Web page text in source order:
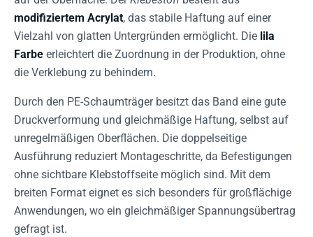
modifiziertem Acrylat, das stabile Haftung auf einer
Vielzahl von glatten Untergründen ermöglicht. Die lila
Farbe erleichtert die Zuordnung in der Produktion, ohne
die Verklebung zu behindern.
Durch den PE-Schaumträger besitzt das Band eine gute
Druckverformung und gleichmäßige Haftung, selbst auf
unregelmäßigen Oberflächen. Die doppelseitige
Ausführung reduziert Montageschritte, da Befestigungen
ohne sichtbare Klebstoffseite möglich sind. Mit dem
breiten Format eignet es sich besonders für großflächige
Anwendungen, wo ein gleichmäßiger Spannungsübertrag
gefragt ist.